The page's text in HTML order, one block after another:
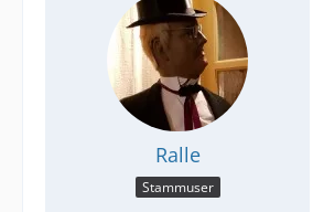
Ralle
Stammuser